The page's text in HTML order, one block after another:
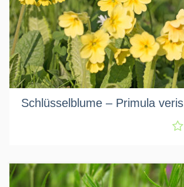
Schlüsselblume – Primula veris